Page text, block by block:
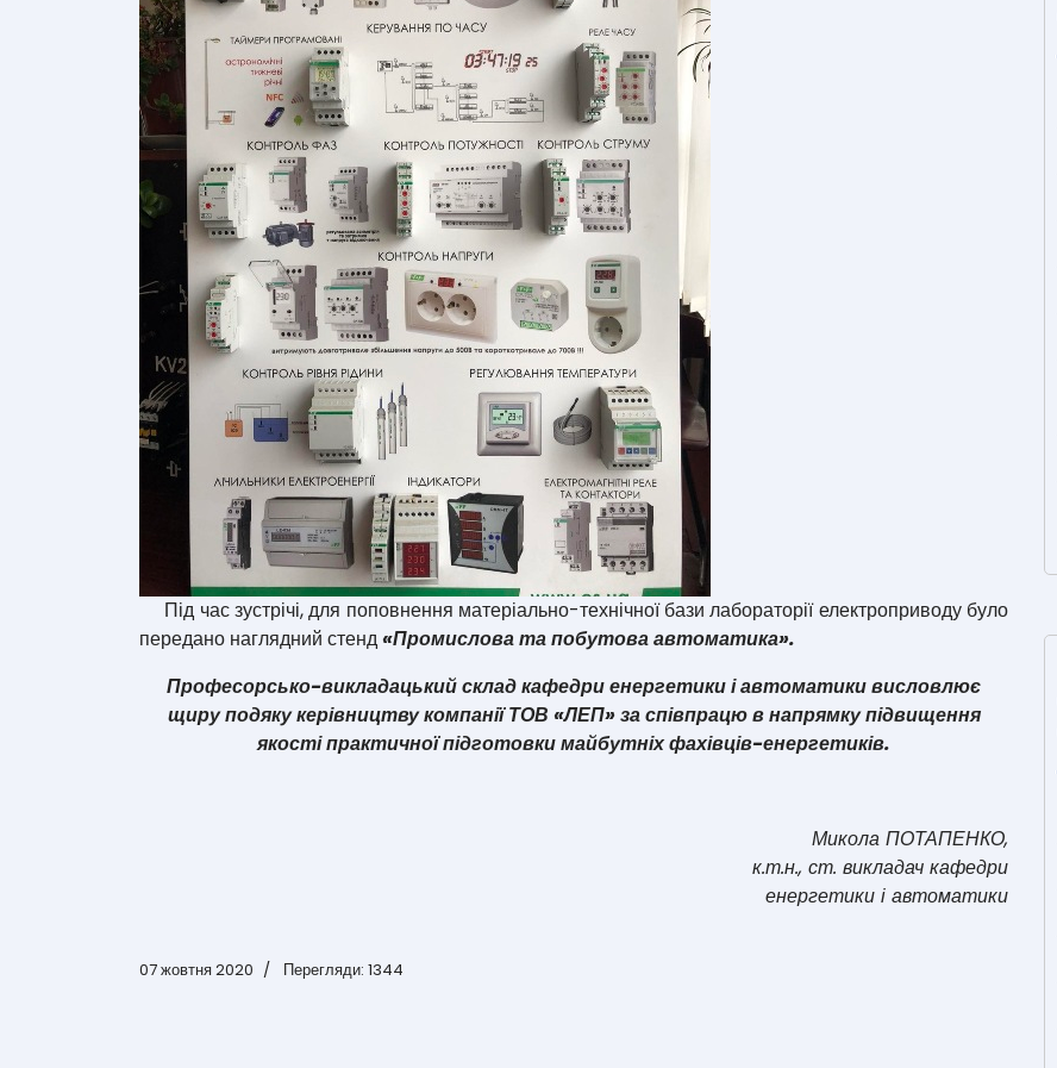
Під час зустрічі, для поповнення матеріально-технічної бази лабораторії електроприводу було
передано наглядний стенд«Промислова та побутова автоматика».
Професорсько-викладацький склад кафедри енергетики і автоматики висловлює
щиру подяку керівництву компанії ТОВ «ЛЕП» за співпрацю в напрямку підвищення
якості практичної підготовки майбутніх фахівців-енергетиків.
Микола ПОТАПЕНКО,
к.т.н., ст. викладач кафедри
енергетики і автоматики
07 жовтня 2020 Перегляди: 1344